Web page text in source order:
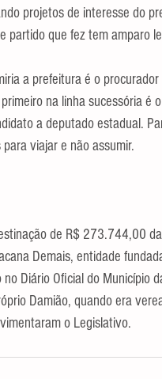
projetos de interesse do
partido que fez tem amparo
a prefeitura é o
na linha sucessória é
a deputado estadual.
viajar e não assumir.
de R$ 273.744,00
Demais, entidade
Diário Oficial do Município
Damião, quando era
o Legislativo.